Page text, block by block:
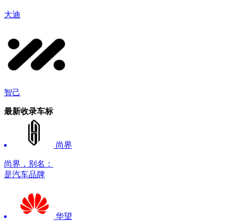
大迪
智己
最新收录车标
尚界
尚界，别名：
是汽车品牌
华望